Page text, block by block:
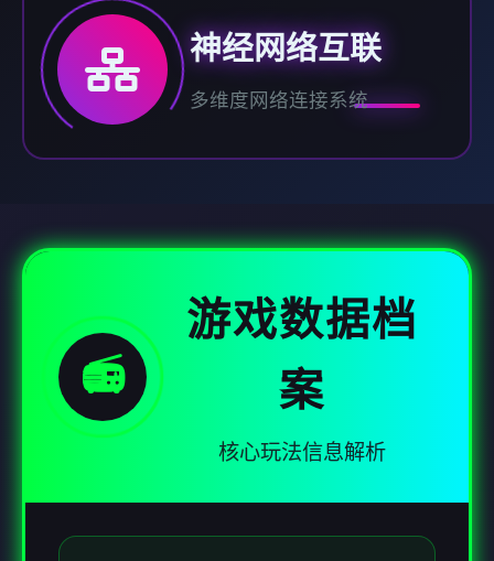
神经网络互联
多维度网络连接系统
📻
游戏数据档
案
核心玩法信息解析